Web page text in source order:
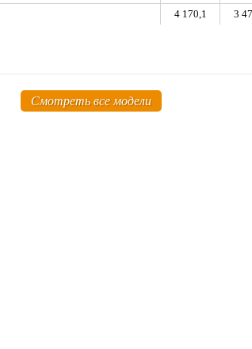
4 170,1 3
Смотреть все модели